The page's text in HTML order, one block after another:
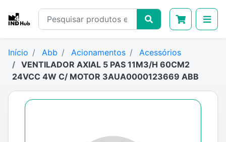
Início Abb Acionamentos
Acessórios
VENTILADOR AXIAL 5 PAS 11M3/H 60CM2
24VCC 4W C/ MOTOR 3AUA0000123669 ABB